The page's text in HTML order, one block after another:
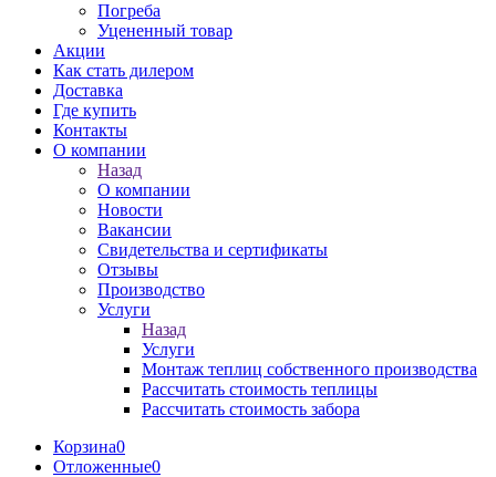
Погреба
Уцененный товар
Акции
Как стать дилером
Доставка
Где купить
Контакты
О компании
Назад
О компании
Новости
Вакансии
Свидетельства и сертификаты
Отзывы
Производство
Услуги
Назад
Услуги
Монтаж теплиц собственного производства
Рассчитать стоимость теплицы
Рассчитать стоимость забора
Корзина0
Отложенные0